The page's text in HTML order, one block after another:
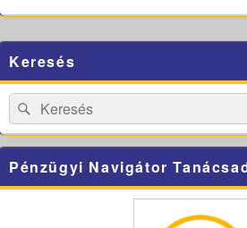
Sidebar
Widget
Area
Keresés
Search
for:
Search
Pénzügyi Navigátor